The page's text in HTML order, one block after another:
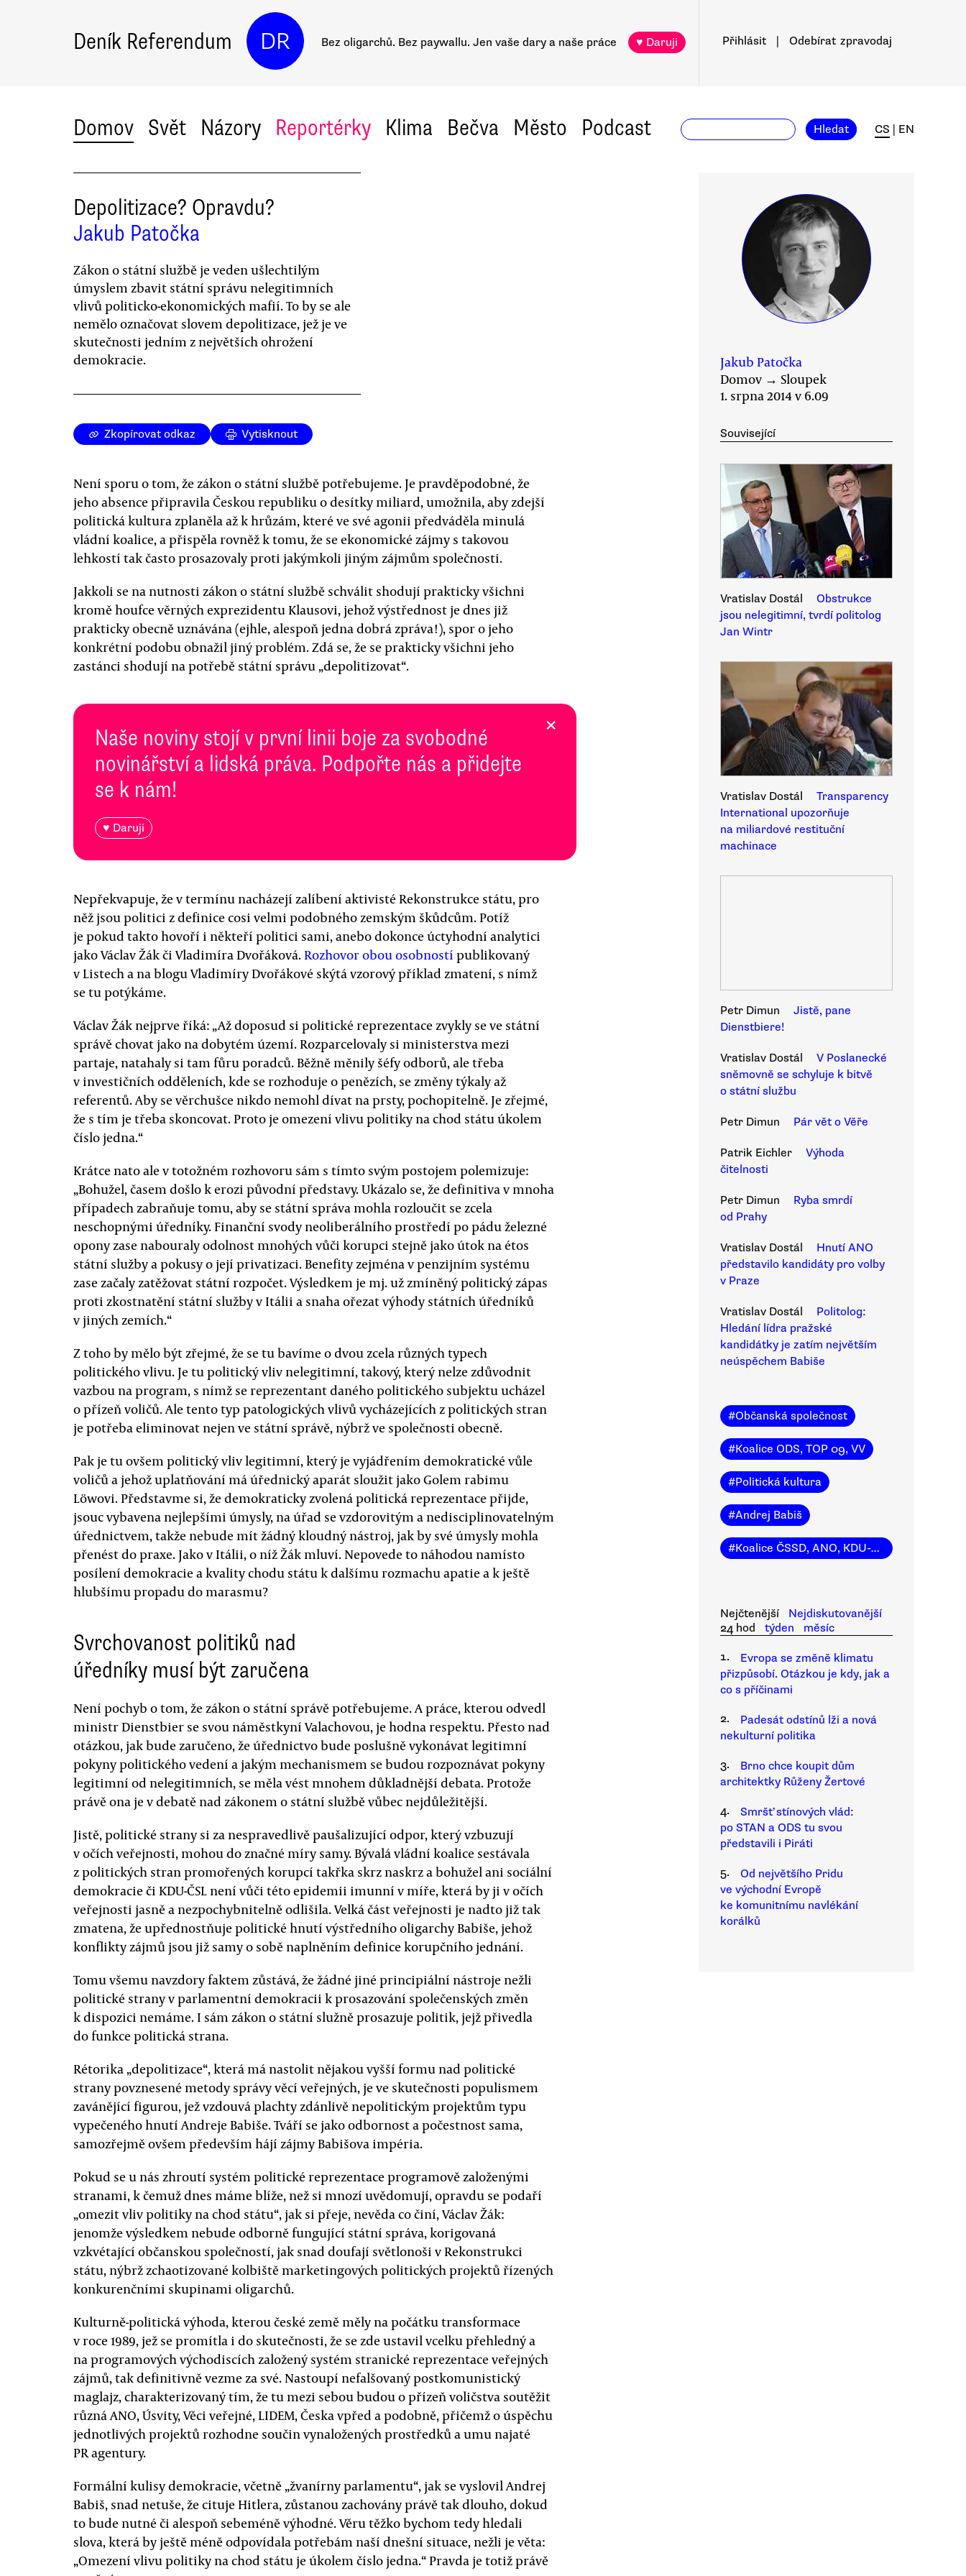
Deník Referendum DR Bez oligarchů. Bez paywallu. Jen vaše dary a naše práce ♥ Daruji Přihlásit Odebírat zpravodaj
Domov Svět Názory Reportérky Klima Bečva Město Podcast Hledat CS EN
Depolitizace? Opravdu?
Jakub Patočka
Zákon o státní službě je veden ušlechtilým
úmyslem zbavit státní správu nelegitimních
vlivů politicko-ekonomických mafií. To by se ale
nemělo označovat slovem depolitizace, jež je ve
skutečnosti jedním z největších ohrožení
demokracie.
Zkopírovat odkaz Vytisknout
Není sporu o tom, že zákon o státní službě potřebujeme. Je pravděpodobné, že
jeho absence připravila Českou republiku o desítky miliard, umožnila, aby zdejší
politická kultura zplaněla až k hrůzám, které ve své agonii předváděla minulá
vládní koalice, a přispěla rovněž k tomu, že se ekonomické zájmy s takovou
lehkostí tak často prosazovaly proti jakýmkoli jiným zájmům společnosti.
Jakkoli se na nutnosti zákon o státní službě schválit shodují prakticky všichni
kromě houfce věrných exprezidentu Klausovi, jehož výstřednost je dnes již
prakticky obecně uznávána (ejhle, alespoň jedna dobrá zpráva!), spor o jeho
konkrétní podobu obnažil jiný problém. Zdá se, že se prakticky všichni jeho
zastánci shodují na potřebě státní správu „depolitizovat“.
Naše noviny stojí v první linii boje za svobodné
novinářství a lidská práva. Podpořte nás a přidejte
se k nám!
♥ Daruji
×
Nepřekvapuje, že v termínu nacházejí zalíbení aktivisté Rekonstrukce státu, pro
něž jsou politici z definice cosi velmi podobného zemským škůdcům. Potíž
je pokud takto hovoří i někteří politici sami, anebo dokonce úctyhodní analytici
jako Václav Žák či Vladimíra Dvořáková.Rozhovor obou osobností publikovaný
v Listech a na blogu Vladimíry Dvořákové skýtá vzorový příklad zmatení, s nímž
se tu potýkáme.
Václav Žák nejprve říká: „Až doposud si politické reprezentace zvykly se ve státní
správě chovat jako na dobytém území. Rozparcelovaly si ministerstva mezi
partaje, natahaly si tam fůru poradců. Běžně měnily šéfy odborů, ale třeba
v investičních odděleních, kde se rozhoduje o penězích, se změny týkaly až
referentů. Aby se věrchušce nikdo nemohl dívat na prsty, pochopitelně. Je zřejmé,
že s tím je třeba skoncovat. Proto je omezení vlivu politiky na chod státu úkolem
číslo jedna.“
Krátce nato ale v totožném rozhovoru sám s tímto svým postojem polemizuje:
„Bohužel, časem došlo k erozi původní představy. Ukázalo se, že definitiva v mnoha
případech zabraňuje tomu, aby se státní správa mohla rozloučit se zcela
neschopnými úředníky. Finanční svody neoliberálního prostředí po pádu železné
opony zase nabouraly odolnost mnohých vůči korupci stejně jako útok na étos
státní služby a pokusy o její privatizaci. Benefity zejména v penzijním systému
zase začaly zatěžovat státní rozpočet. Výsledkem je mj. už zmíněný politický zápas
proti zkostnatění státní služby v Itálii a snaha ořezat výhody státních úředníků
v jiných zemích.“
Z toho by mělo být zřejmé, že se tu bavíme o dvou zcela různých typech
politického vlivu. Je tu politický vliv nelegitimní, takový, který nelze zdůvodnit
vazbou na program, s nímž se reprezentant daného politického subjektu ucházel
o přízeň voličů. Ale tento typ patologických vlivů vycházejících z politických stran
je potřeba eliminovat nejen ve státní správě, nýbrž ve společnosti obecně.
Pak je tu ovšem politický vliv legitimní, který je vyjádřením demokratické vůle
voličů a jehož uplatňování má úřednický aparát sloužit jako Golem rabimu
Löwovi. Představme si, že demokraticky zvolená politická reprezentace přijde,
jsouc vybavena nejlepšími úmysly, na úřad se vzdorovitým a nedisciplinovatelným
úřednictvem, takže nebude mít žádný kloudný nástroj, jak by své úmysly mohla
přenést do praxe. Jako v Itálii, o níž Žák mluví. Nepovede to náhodou namísto
posílení demokracie a kvality chodu státu k dalšímu rozmachu apatie a k ještě
hlubšímu propadu do marasmu?
Svrchovanost politiků nad
úředníky musí být zaručena
Není pochyb o tom, že zákon o státní správě potřebujeme. A práce, kterou odvedl
ministr Dienstbier se svou náměstkyní Valachovou, je hodna respektu. Přesto nad
otázkou, jak bude zaručeno, že úřednictvo bude poslušně vykonávat legitimní
pokyny politického vedení a jakým mechanismem se budou rozpoznávat pokyny
legitimní od nelegitimních, se měla vést mnohem důkladnější debata. Protože
právě ona je v debatě nad zákonem o státní službě vůbec nejdůležitější.
Jistě, politické strany si za nespravedlivě paušalizující odpor, který vzbuzují
v očích veřejnosti, mohou do značné míry samy. Bývalá vládní koalice sestávala
z politických stran promořených korupcí takřka skrz naskrz a bohužel ani sociální
demokracie či KDU-ČSL není vůči této epidemii imunní v míře, která by ji v očích
veřejnosti jasně a nezpochybnitelně odlišila. Velká část veřejnosti je nadto již tak
zmatena, že upřednostňuje politické hnutí výstředního oligarchy Babiše, jehož
konflikty zájmů jsou již samy o sobě naplněním definice korupčního jednání.
Tomu všemu navzdory faktem zůstává, že žádné jiné principiální nástroje nežli
politické strany v parlamentní demokracii k prosazování společenských změn
k dispozici nemáme. I sám zákon o státní služně prosazuje politik, jejž přivedla
do funkce politická strana.
Rétorika „depolitizace“, která má nastolit nějakou vyšší formu nad politické
strany povznesené metody správy věcí veřejných, je ve skutečnosti populismem
zavánějící figurou, jež vzdouvá plachty zdánlivě nepolitickým projektům typu
vypečeného hnutí Andreje Babiše. Tváří se jako odbornost a počestnost sama,
samozřejmě ovšem především hájí zájmy Babišova impéria.
Pokud se u nás zhroutí systém politické reprezentace programově založenými
stranami, k čemuž dnes máme blíže, než si mnozí uvědomují, opravdu se podaří
„omezit vliv politiky na chod státu“, jak si přeje, nevěda co činí, Václav Žák:
jenomže výsledkem nebude odborně fungující státní správa, korigovaná
vzkvétající občanskou společností, jak snad doufají světlonoši v Rekonstrukci
státu, nýbrž zchaotizované kolbiště marketingových politických projektů řízených
konkurenčními skupinami oligarchů.
Kulturně-politická výhoda, kterou české země měly na počátku transformace
v roce 1989, jež se promítla i do skutečnosti, že se zde ustavil vcelku přehledný a
na programových východiscích založený systém stranické reprezentace veřejných
zájmů, tak definitivně vezme za své. Nastoupí nefalšovaný postkomunistický
maglajz, charakterizovaný tím, že tu mezi sebou budou o přízeň voličstva soutěžit
různá ANO, Úsvity, Věci veřejné, LIDEM, Česka vpřed a podobně, přičemž o úspěchu
jednotlivých projektů rozhodne součin vynaložených prostředků a umu najaté
PR agentury.
Formální kulisy demokracie, včetně „žvanírny parlamentu“, jak se vyslovil Andrej
Babiš, snad netuše, že cituje Hitlera, zůstanou zachovány právě tak dlouho, dokud
to bude nutné či alespoň sebeméně výhodné. Věru těžko bychom tedy hledali
slova, která by ještě méně odpovídala potřebám naší dnešní situace, nežli je věta:
„Omezení vlivu politiky na chod státu je úkolem číslo jedna.“ Pravda je totiž právě
Jakub Patočka
Domov → Sloupek
1. srpna 2014 v 6.09
Související
Vratislav Dostál
Obstrukce
jsou nelegitimní, tvrdí politolog
Jan Wintr
Vratislav Dostál
Transparency
International upozorňuje
na miliardové restituční
machinace
Petr Dimun
Jistě, pane
Dienstbiere!
Vratislav Dostál
V Poslanecké
sněmovně se schyluje k bitvě
o státní službu
Petr Dimun Pár vět o Věře
Patrik Eichler
Výhoda
čitelnosti
Petr Dimun
Ryba smrdí
od Prahy
Vratislav Dostál
Hnutí ANO
představilo kandidáty pro volby
v Praze
Vratislav Dostál
Politolog:
Hledání lídra pražské
kandidátky je zatím největším
neúspěchem Babiše
#Občanská společnost
#Koalice ODS, TOP 09, VV
#Politická kultura
#Andrej Babiš
#Koalice ČSSD, ANO, KDU-ČSL
Nejčtenější
Nejdiskutovanější
24 hod
týden
měsíc
1.
Evropa se změně klimatu
přizpůsobí. Otázkou je kdy, jak a
co s příčinami
2.
Padesát odstínů lži a nová
nekulturní politika
3.
Brno chce koupit dům
architektky Růženy Žertové
4.
Smršť stínových vlád:
po STAN a ODS tu svou
představili i Piráti
5.
Od největšího Pridu
ve východní Evropě
ke komunitnímu navlékání
korálků